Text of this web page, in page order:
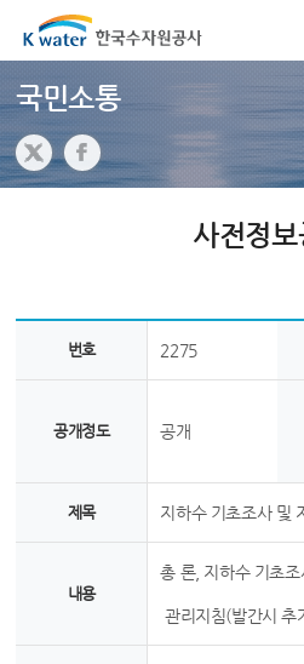
국민소통
사전정
번호 2275
공개정도 공개
제목 지하수 기초조사 및
내용
총 론, 지하수 기초
관리지침(발간시 추